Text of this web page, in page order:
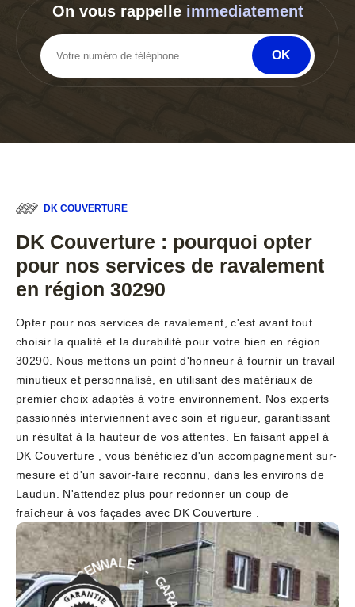
On vous rappelle immediatement
DK COUVERTURE
DK Couverture : pourquoi opter
pour nos services de ravalement
en région 30290
Opter pour nos services de ravalement, c'est avant tout
choisir la qualité et la durabilité pour votre bien en région
30290. Nous mettons un point d'honneur à fournir un travail
minutieux et personnalisé, en utilisant des matériaux de
premier choix adaptés à votre environnement. Nos experts
passionnés interviennent avec soin et rigueur, garantissant
un résultat à la hauteur de vos attentes. En faisant appel à
DK Couverture , vous bénéficiez d'un accompagnement sur-
mesure et d'un savoir-faire reconnu, dans les environs de
Laudun. N'attendez plus pour redonner un coup de
fraîcheur à vos façades avec DK Couverture .
C
E
N
N
ALE - GARA
N
T
I